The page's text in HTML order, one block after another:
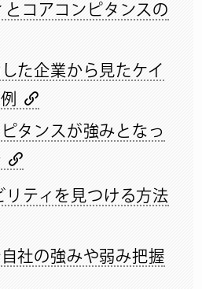
とコアコンピタンスの
た企業から見たケイ
タンスが強みとなっ
リティを見つける方法
社の強みや弱み把握